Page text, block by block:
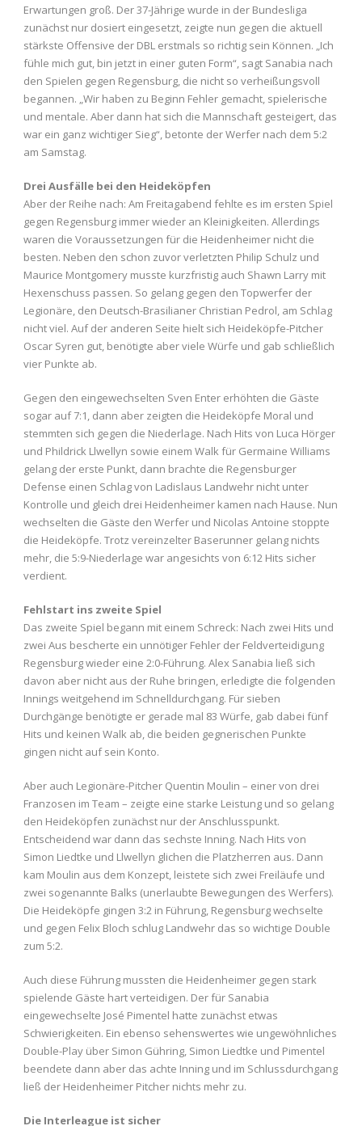
Erwartungen groß. Der 37-Jährige wurde in der Bundesliga
zunächst nur dosiert eingesetzt, zeigte nun gegen die aktuell
stärkste Offensive der DBL erstmals so richtig sein Können. „Ich
fühle mich gut, bin jetzt in einer guten Form“, sagt Sanabia nach
den Spielen gegen Regensburg, die nicht so verheißungsvoll
begannen. „Wir haben zu Beginn Fehler gemacht, spielerische
und mentale. Aber dann hat sich die Mannschaft gesteigert, das
war ein ganz wichtiger Sieg“, betonte der Werfer nach dem 5:2
am Samstag.
Drei Ausfälle bei den Heideköpfen
Aber der Reihe nach: Am Freitagabend fehlte es im ersten Spiel
gegen Regensburg immer wieder an Kleinigkeiten. Allerdings
waren die Voraussetzungen für die Heidenheimer nicht die
besten. Neben den schon zuvor verletzten Philip Schulz und
Maurice Montgomery musste kurzfristig auch Shawn Larry mit
Hexenschuss passen. So gelang gegen den Topwerfer der
Legionäre, den Deutsch-Brasilianer Christian Pedrol, am Schlag
nicht viel. Auf der anderen Seite hielt sich Heideköpfe-Pitcher
Oscar Syren gut, benötigte aber viele Würfe und gab schließlich
vier Punkte ab.
Gegen den eingewechselten Sven Enter erhöhten die Gäste
sogar auf 7:1, dann aber zeigten die Heideköpfe Moral und
stemmten sich gegen die Niederlage. Nach Hits von Luca Hörger
und Phildrick Llwellyn sowie einem Walk für Germaine Williams
gelang der erste Punkt, dann brachte die Regensburger
Defense einen Schlag von Ladislaus Landwehr nicht unter
Kontrolle und gleich drei Heidenheimer kamen nach Hause. Nun
wechselten die Gäste den Werfer und Nicolas Antoine stoppte
die Heideköpfe. Trotz vereinzelter Baserunner gelang nichts
mehr, die 5:9-Niederlage war angesichts von 6:12 Hits sicher
verdient.
Fehlstart ins zweite Spiel
Das zweite Spiel begann mit einem Schreck: Nach zwei Hits und
zwei Aus bescherte ein unnötiger Fehler der Feldverteidigung
Regensburg wieder eine 2:0-Führung. Alex Sanabia ließ sich
davon aber nicht aus der Ruhe bringen, erledigte die folgenden
Innings weitgehend im Schnelldurchgang. Für sieben
Durchgänge benötigte er gerade mal 83 Würfe, gab dabei fünf
Hits und keinen Walk ab, die beiden gegnerischen Punkte
gingen nicht auf sein Konto.
Aber auch Legionäre-Pitcher Quentin Moulin – einer von drei
Franzosen im Team – zeigte eine starke Leistung und so gelang
den Heideköpfen zunächst nur der Anschlusspunkt.
Entscheidend war dann das sechste Inning. Nach Hits von
Simon Liedtke und Llwellyn glichen die Platzherren aus. Dann
kam Moulin aus dem Konzept, leistete sich zwei Freiläufe und
zwei sogenannte Balks (unerlaubte Bewegungen des Werfers).
Die Heideköpfe gingen 3:2 in Führung, Regensburg wechselte
und gegen Felix Bloch schlug Landwehr das so wichtige Double
zum 5:2.
Auch diese Führung mussten die Heidenheimer gegen stark
spielende Gäste hart verteidigen. Der für Sanabia
eingewechselte José Pimentel hatte zunächst etwas
Schwierigkeiten. Ein ebenso sehenswertes wie ungewöhnliches
Double-Play über Simon Gühring, Simon Liedtke und Pimentel
beendete dann aber das achte Inning und im Schlussdurchgang
ließ der Heidenheimer Pitcher nichts mehr zu.
Die Interleague ist sicher